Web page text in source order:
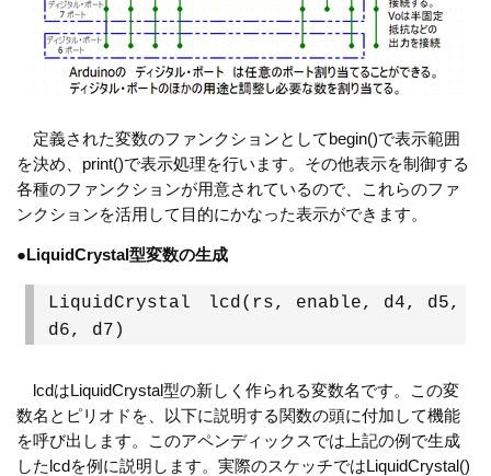
定義された変数のファンクションとしてbegin()で表示範囲
を決め、print()で表示処理を行います。その他表示を制御する
各種のファンクションが用意されているので、これらのファ
ンクションを活用して目的にかなった表示ができます。
● LiquidCrystal型変数の生成
LiquidCrystal lcd(rs, enable, d4, d5,
d6, d7)
lcdはLiquidCrystal型の新しく作られる変数名です。この変
数名とピリオドを、以下に説明する関数の頭に付加して機能
を呼び出します。このアペンディックスでは上記の例で生成
したlcdを例に説明します。実際のスケッチではLiquidCrystal()